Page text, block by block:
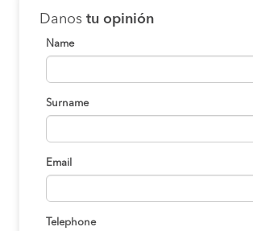
Danos tu opinión
Name
Surname
Email
Telephone